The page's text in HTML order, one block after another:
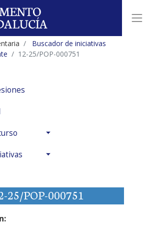
Buscador de iniciativas
12-25/POP-000751
25/POP-000751